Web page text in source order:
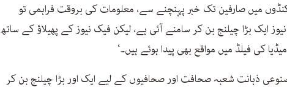
میں صارفین تک خبر پہنچنے سے، معلومات کی بروقت فراہمی تو
ایک بڑا چیلنج بن کر سامنے آئی ہے، لیکن فیک نیوز کے پھیلاؤ کے ساتھ
کی فیلڈ میں مواقع بھی پیدا ہوئے ہیں۔‘
ذہانت شعبہ صحافت اور صحافیوں کے لیے ایک اور بڑا چیلنج بن کر